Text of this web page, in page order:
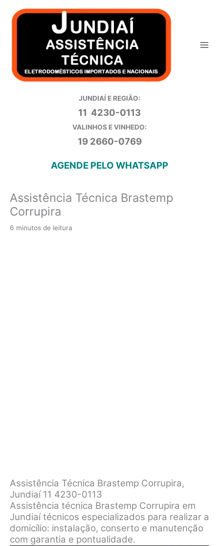
para
JUNDIAÍ E REGIÃO:
11 4230-0113
VALINHOS E VINHEDO:
19 2660-0769
AGENDE PELO WHATSAPP
Assistência Técnica Brastemp
Corrupira
6 minutos de leitura
Assistência Técnica Brastemp Corrupira,
Jundiaí 11 4230-0113
Assistência técnica Brastemp Corrupira em
Jundiaí técnicos especializados para realizar a
domicílio: instalação, conserto e manutenção
com garantia e pontualidade.